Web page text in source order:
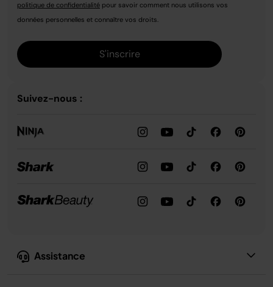
Assistance
politique de confidentialité pour savoir comment nous utilisons vos
données personnelles et connaître vos droits.
S'inscrire
Suivez-nous :